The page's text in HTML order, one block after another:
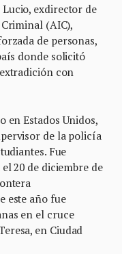
exdirector de
(AIC),
de personas,
donde solicitó
con
en Estados Unidos,
de la policía
Fue
20 de diciembre de
este año fue
en el cruce
en Ciudad